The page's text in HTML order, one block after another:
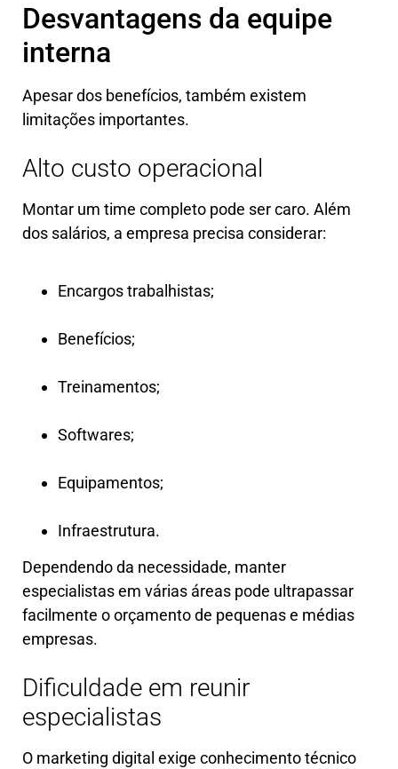
Desvantagens da equipe
interna
Apesar dos benefícios, também existem
limitações importantes.
Alto custo operacional
Montar um time completo pode ser caro. Além
dos salários, a empresa precisa considerar:
Encargos trabalhistas;
Benefícios;
Treinamentos;
Softwares;
Equipamentos;
Infraestrutura.
Dependendo da necessidade, manter
especialistas em várias áreas pode ultrapassar
facilmente o orçamento de pequenas e médias
empresas.
Dificuldade em reunir
especialistas
O marketing digital exige conhecimento técnico